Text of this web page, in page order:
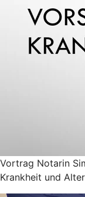
Vortrag Notarin
Krankheit und